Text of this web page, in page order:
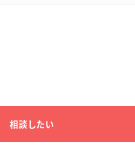
相談したい